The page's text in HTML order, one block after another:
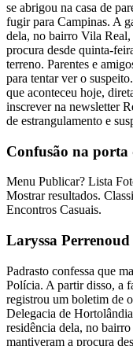
se abrigou na casa de
fugir para Campinas. A
dela, no bairro Vila
procura desde quinta-
terreno. Parentes e
para tentar ver o
que aconteceu hoje,
inscrever na newsletter
de estrangulamento e
Confusão na porta
Menu Publicar? Lista
Mostrar resultados.
Encontros Casuais.
Laryssa Perrenoud
Padrasto confessa que
Polícia. A partir disso, a
registrou um boletim de
Delegacia de
residência dela, no
mantiveram a procura